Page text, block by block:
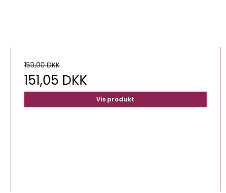
159,00 DKK
151,05 DKK
Vis produkt